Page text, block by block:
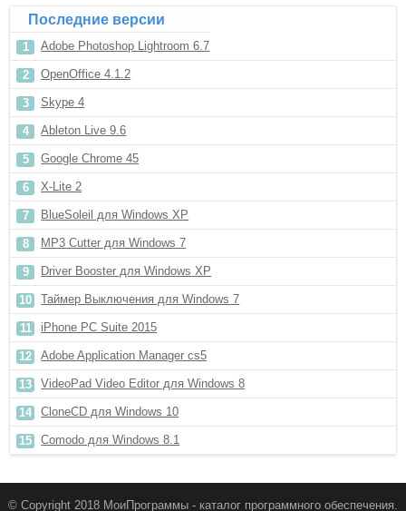
Последние версии
Adobe Photoshop Lightroom 6.7
OpenOffice 4.1.2
Skype 4
Ableton Live 9.6
Google Chrome 45
X-Lite 2
BlueSoleil для Windows XP
MP3 Cutter для Windows 7
Driver Booster для Windows XP
Таймер Выключения для Windows 7
iPhone PC Suite 2015
Adobe Application Manager cs5
VideoPad Video Editor для Windows 8
CloneCD для Windows 10
Comodo для Windows 8.1
© Copyright 2018 МоиПрограммы - каталог программного обеспечения.